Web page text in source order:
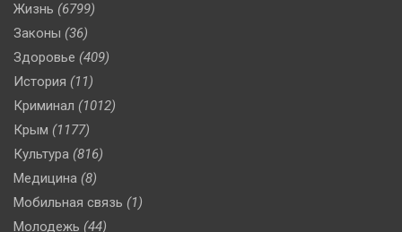
Жизнь (6799)
Законы (36)
Здоровье (409)
История (11)
Криминал (1012)
Крым (1177)
Культура (816)
Медицина (8)
Мобильная связь (1)
Молодежь (44)